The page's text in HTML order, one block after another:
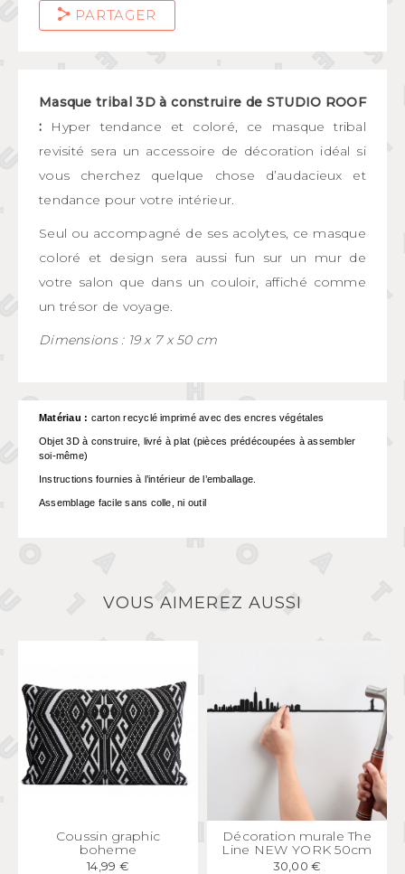
PARTAGER
Masque tribal 3D à construire de STUDIO ROOF
: Hyper tendance et coloré, ce masque tribal
revisité sera un accessoire de décoration idéal si
vous cherchez quelque chose d’audacieux et
tendance pour votre intérieur.
Seul ou accompagné de ses acolytes, ce masque
coloré et design sera aussi fun sur un mur de
votre salon que dans un couloir, affiché comme
un trésor de voyage.
Dimensions : 19 x 7 x 50 cm
Matériau : carton recyclé imprimé avec des encres végétales
Objet 3D à construire, livré à plat (pièces prédécoupées à assembler
soi-même)
Instructions fournies à l’intérieur de l’emballage.
Assemblage facile sans colle, ni outil
VOUS AIMEREZ AUSSI
APERÇU RAPIDE
Coussin graphic
boheme
14,99 €
APERÇU RAPIDE
Décoration murale The
Line NEW YORK 50cm
30,00 €